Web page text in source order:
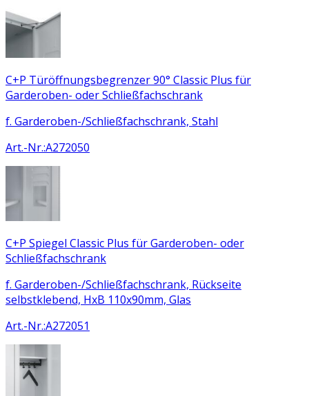
C+P Türöffnungsbegrenzer 90° Classic Plus für
Garderoben- oder Schließfachschrank
f. Garderoben-/Schließfachschrank, Stahl
Art.-Nr.:A272050
C+P Spiegel Classic Plus für Garderoben- oder
Schließfachschrank
f. Garderoben-/Schließfachschrank, Rückseite
selbstklebend, HxB 110x90mm, Glas
Art.-Nr.:A272051